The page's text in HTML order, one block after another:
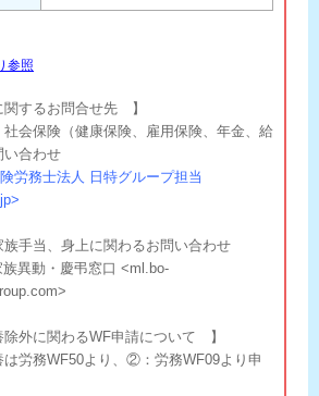
参照
するお問合せ先 】
社会保険（健康保険、雇用保険、年金、給
い合わせ
労務士法人 日特グループ担当
手当、身上に関わるお問い合わせ
動・慶弔窓口 <ml.bo-
com>
外に関わるWF申請について 】
労務WF50より、②：労務WF09より申